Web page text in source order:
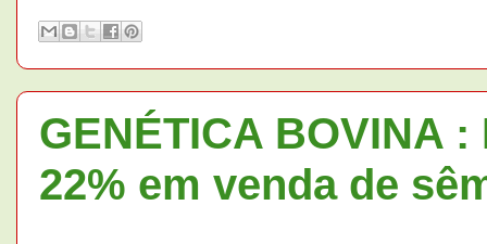
GENÉTICA BOVINA
22% em venda de